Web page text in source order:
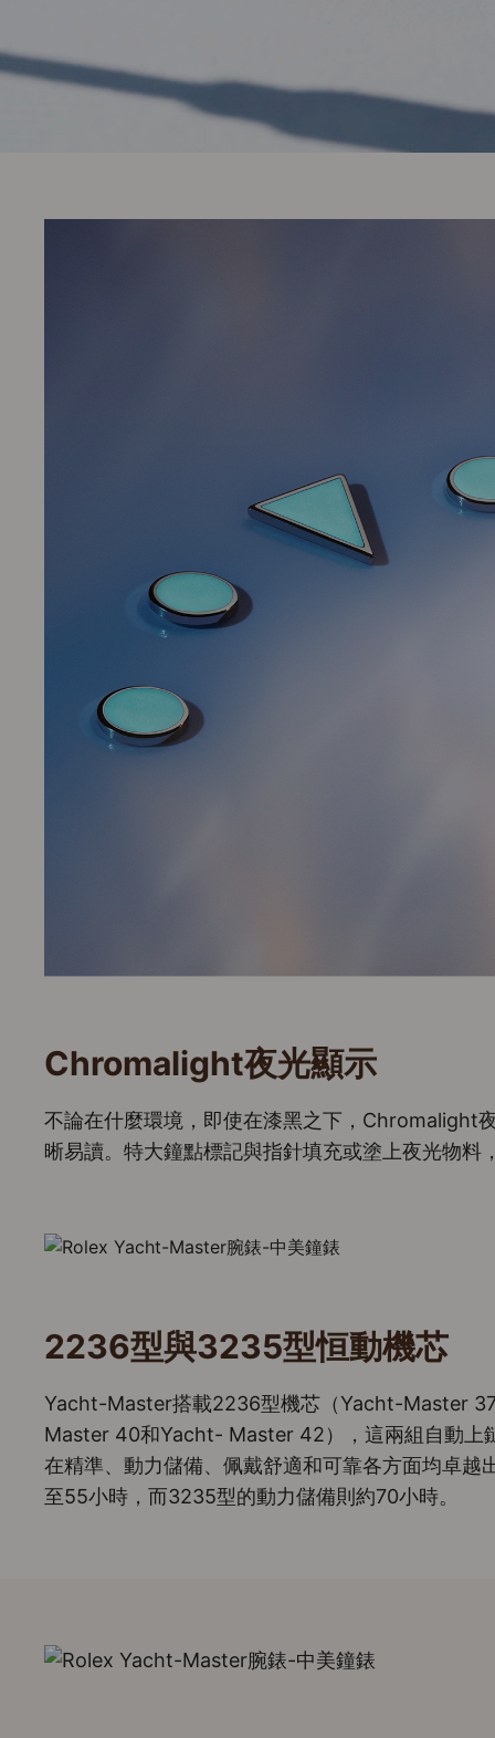
Chromalight夜光顯示
不論在什麼環境，即使在漆黑之下，Chromalight
晰易讀。特大鐘點標記與指針填充或塗上夜光物料
2236型與3235型恒動機芯
Yacht-Master搭載2236型機芯（Yacht-Master
Master 40和Yacht- Master 42），這兩組自動上
在精準、動力儲備、佩戴舒適和可靠各方面均卓越
至55小時，而3235型的動力儲備則約70小時。